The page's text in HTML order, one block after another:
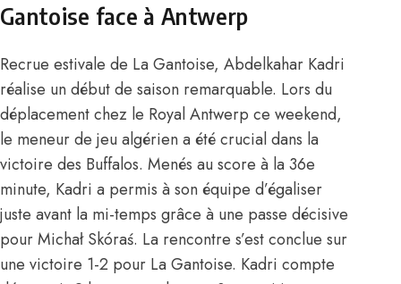
Gantoise face à Antwerp
Recrue estivale de La Gantoise, Abdelkahar Kadri
réalise un début de saison remarquable. Lors du
déplacement chez le Royal Antwerp ce weekend,
le meneur de jeu algérien a été crucial dans la
victoire des Buffalos. Menés au score à la 36e
minute, Kadri a permis à son équipe d’égaliser
juste avant la mi-temps grâce à une passe décisive
pour Michał Skóraś. La rencontre s’est conclue sur
une victoire 1-2 pour La Gantoise. Kadri compte